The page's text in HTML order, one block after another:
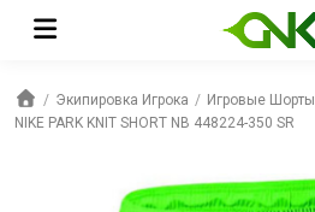
Экипировка Игрока
Игровые Шорты
NIKE PARK KNIT SHORT NB 448224-350 SR